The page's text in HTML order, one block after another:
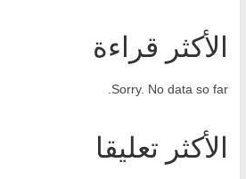
الأكثر قراءة
Sorry. No data so far.
الأكثر تعليقا